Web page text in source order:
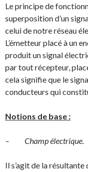
Le principe de
superposition d’un
celui de notre réseau
L’émetteur placé à un
produit un signal
par tout récepteur,
cela signifie que le
conducteurs qui
Notions de base :
– Champ électrique.
Il s’agit de la